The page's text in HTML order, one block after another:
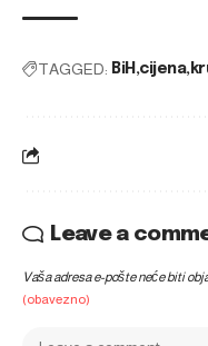
TAGGED: BiH cijena
Leave a
Vaša adresa e-pošte neće biti
(obavezno)